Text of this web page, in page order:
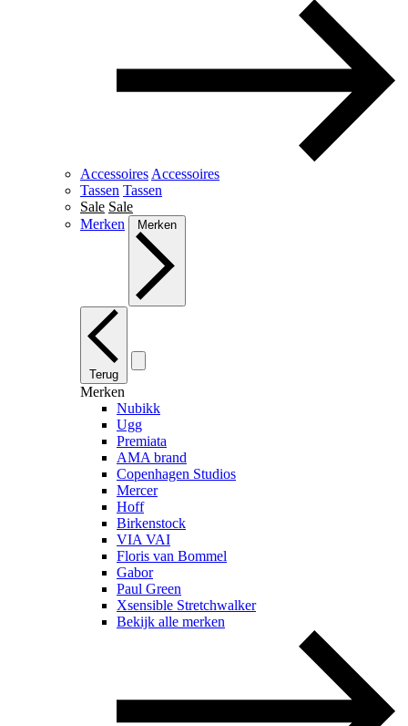
Accessoires Accessoires
Tassen Tassen
Sale Sale
Merken
Merken
Terug
Merken
Nubikk
Ugg
Premiata
AMA brand
Copenhagen Studios
Mercer
Hoff
Birkenstock
VIA VAI
Floris van Bommel
Gabor
Paul Green
Xsensible Stretchwalker
Bekijk alle merken